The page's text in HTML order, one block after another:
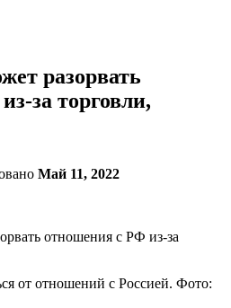
разорвать
за торговли,
Май 11, 2022
от отношений с Россией. Фото: